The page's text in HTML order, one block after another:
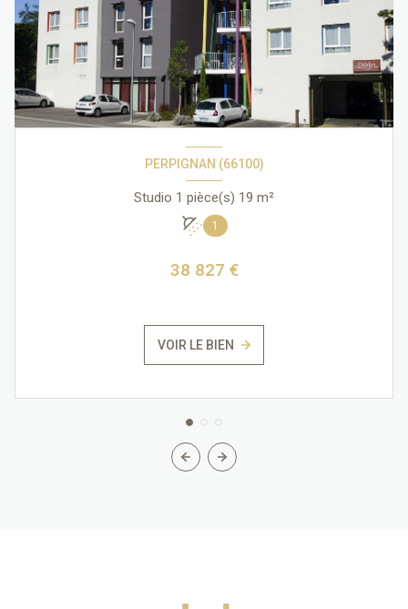
PERPIGNAN (66100)
Studio 1 pièce(s) 19 m²
1
38 827 €
VOIR LE BIEN